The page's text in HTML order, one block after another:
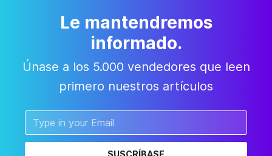
Le mantendremos
informado.
Únase a los 5.000 vendedores que leen
primero nuestros artículos
SUSCRÍBASE